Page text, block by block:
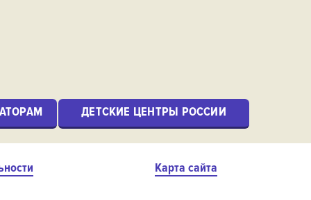
ДЕТСКИЕ ЦЕНТРЫ РОССИИ
Карта сайта